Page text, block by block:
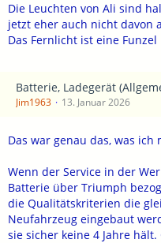
Die Leuchten von Ali sind
jetzt eher auch nicht davon
Das Fernlicht ist eine
Batterie, Ladegerät
Jim1963 13. Januar 2026
Das war genau das, was ich
Wenn der Service in der
Batterie über Triumph
die Qualitätskriterien die
Neufahrzeug eingebaut
sie sicher keine 4 Jahre